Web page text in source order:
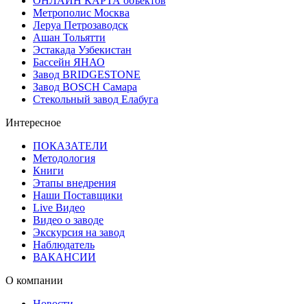
Метрополис Москва
Леруа Петрозаводск
Ашан Тольятти
Эстакада Узбекистан
Бассейн ЯНАО
Завод BRIDGESTONE
Завод BOSCH Самара
Стекольный завод Елабуга
Интересное
ПОКАЗАТЕЛИ
Методология
Книги
Этапы внедрения
Наши Поставщики
Live Видео
Видео о заводе
Экскурсия на завод
Наблюдатель
ВАКАНСИИ
О компании